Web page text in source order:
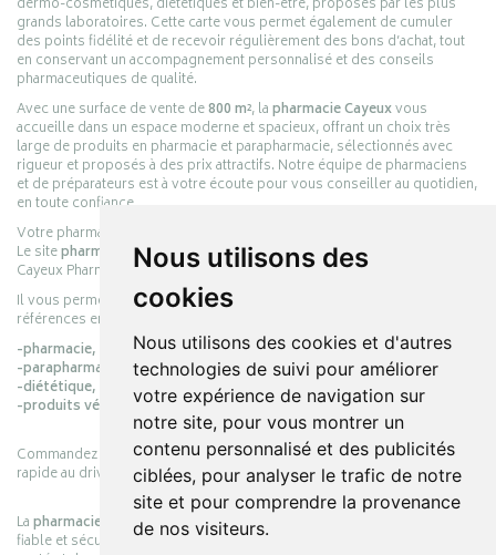
Nous utilisons des
cookies
Nous utilisons des cookies et d'autres
technologies de suivi pour améliorer
votre expérience de navigation sur
notre site, pour vous montrer un
contenu personnalisé et des publicités
ciblées, pour analyser le trafic de notre
site et pour comprendre la provenance
de nos visiteurs.
dermo-cosmétiques, diététiques et bien-être, proposés par les plus
grands laboratoires. Cette carte vous permet également de cumuler
des points fidélité et de recevoir régulièrement des bons d’achat, tout
en conservant un accompagnement personnalisé et des conseils
pharmaceutiques de qualité.
Avec une surface de vente de800 m², lapharmacie Cayeuxvous
accueille dans un espace moderne et spacieux, offrant un choix très
large de produits en pharmacie et parapharmacie, sélectionnés avec
rigueur et proposés à des prix attractifs. Notre équipe de pharmaciens
et de préparateurs est à votre écoute pour vous conseiller au quotidien,
en toute confiance.
Votre pharmacie en ligne :
Le sitepharmacie-cayeux.frest le prolongement digital de la pharmacie
Cayeux Pharmabest Berck-sur-Mer – Rang-du-Fliers.
Il vous permet de réaliser vos achats en ligne parmi des milliers de
références en :
-pharmacie,
-parapharmacie,
-diététique,
-produits vétérinaires.
Commandez simplement vos produits en ligne et choisissez le retrait
rapide au drive ou la livraison à domicile, en toute simplicité.
Lapharmacie Cayeuxs’engage à vous offrir une expérience pratique,
fiable et sécurisée, en officine comme en ligne, au service de votre